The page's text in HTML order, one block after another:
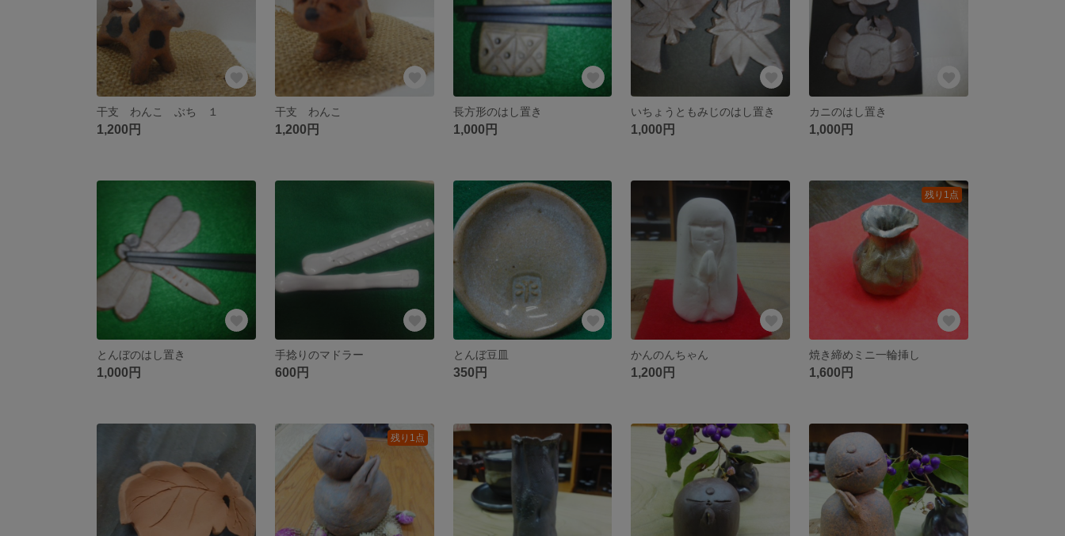
干支 わんこ ぶち １
1,200円
干支 わんこ
1,200円
長方形のはし置き
1,000円
いちょうともみじのはし置き
1,000円
カニのはし置き
1,000円
とんぼのはし置き
1,000円
手捻りのマドラー
600円
とんぼ豆皿
350円
かんのんちゃん
1,200円
残り1点
焼き締めミニ一輪挿し
1,600円
残り1点